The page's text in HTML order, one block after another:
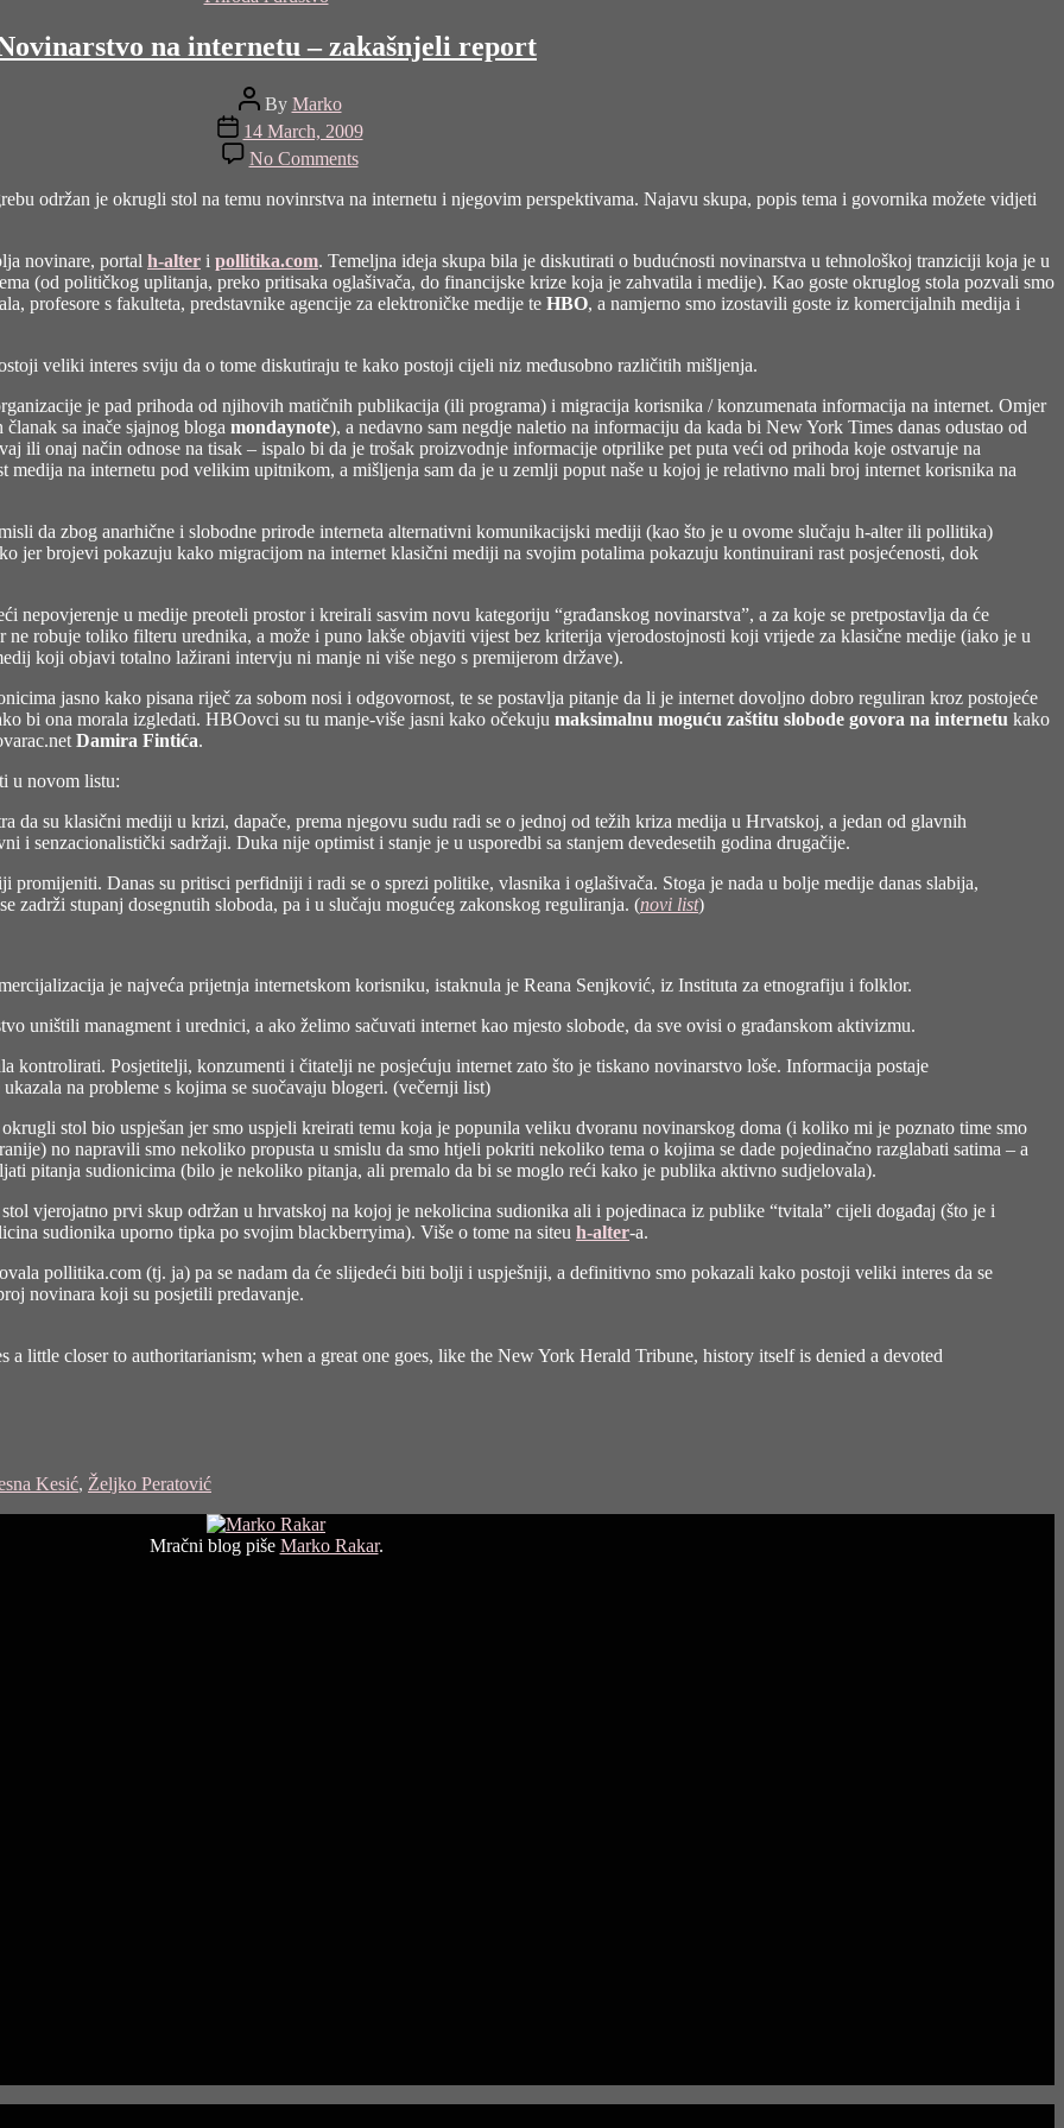
na internetu – zakašnjeli report
Post
author
By Marko
Post
date
14 March, 2009
No Commentson
Novinarstvo
na
zakašnjeli
report
održan je okrugli stol na temu novinrstva na internetu i njegovim perspektivama. Najavu skupa, popis tema i govornika možete vidjeti
novinare, portal h-alter i pollitika.com. Temeljna ideja skupa bila je diskutirati o budućnosti novinarstva u tehnološkoj tranziciji koja je u
(od političkog uplitanja, preko pritisaka oglašivača, do financijske krize koja je zahvatila i medije). Kao goste okruglog stola pozvali smo
profesore s fakulteta, predstavnike agencije za elektroničke medije te HBO, a namjerno smo izostavili goste iz komercijalnih medija i
veliki interes sviju da o tome diskutiraju te kako postoji cijeli niz međusobno različitih mišljenja.
je pad prihoda od njihovih matičnih publikacija (ili programa) i migracija korisnika / konzumenata informacija na internet. Omjer
sa inače sjajnog bloga mondaynote), a nedavno sam negdje naletio na informaciju da kada bi New York Times danas odustao od
ili onaj način odnose na tisak – ispalo bi da je trošak proizvodnje informacije otprilike pet puta veći od prihoda koje ostvaruje na
na internetu pod velikim upitnikom, a mišljenja sam da je u zemlji poput naše u kojoj je relativno mali broj internet korisnika na
da zbog anarhične i slobodne prirode interneta alternativni komunikacijski mediji (kao što je u ovome slučaju h-alter ili pollitika)
jer brojevi pokazuju kako migracijom na internet klasični mediji na svojim potalima pokazuju kontinuirani rast posjećenosti, dok
u medije preoteli prostor i kreirali sasvim novu kategoriju “građanskog novinarstva”, a za koje se pretpostavlja da će
robuje toliko filteru urednika, a može i puno lakše objaviti vijest bez kriterija vjerodostojnosti koji vrijede za klasične medije (iako je u
koji objavi totalno lažirani intervju ni manje ni više nego s premijerom države).
jasno kako pisana riječ za sobom nosi i odgovornost, te se postavlja pitanje da li je internet dovoljno dobro reguliran kroz postojeće
bi ona morala izgledati. HBOovci su tu manje-više jasni kako očekuju maksimalnu moguću zaštitu slobode govora na internetu kako
Damira Fintića.
u novom listu:
da su klasični mediji u krizi, dapače, prema njegovu sudu radi se o jednoj od težih kriza medija u Hrvatskoj, a jedan od glavnih
i senzacionalistički sadržaji. Duka nije optimist i stanje je u usporedbi sa stanjem devedesetih godina drugačije.
promijeniti. Danas su pritisci perfidniji i radi se o sprezi politike, vlasnika i oglašivača. Stoga je nada u bolje medije danas slabija,
zadrži stupanj dosegnutih sloboda, pa i u slučaju mogućeg zakonskog reguliranja. (novi list)
je najveća prijetnja internetskom korisniku, istaknula je Reana Senjković, iz Instituta za etnografiju i folklor.
uništili managment i urednici, a ako želimo sačuvati internet kao mjesto slobode, da sve ovisi o građanskom aktivizmu.
kontrolirati. Posjetitelji, konzumenti i čitatelji ne posjećuju internet zato što je tiskano novinarstvo loše. Informacija postaje
na probleme s kojima se suočavaju blogeri. (večernji list)
stol bio uspješan jer smo uspjeli kreirati temu koja je popunila veliku dvoranu novinarskog doma (i koliko mi je poznato time smo
no napravili smo nekoliko propusta u smislu da smo htjeli pokriti nekoliko tema o kojima se dade pojedinačno razglabati satima – a
pitanja sudionicima (bilo je nekoliko pitanja, ali premalo da bi se moglo reći kako je publika aktivno sudjelovala).
vjerojatno prvi skup održan u hrvatskoj na kojoj je nekolicina sudionika ali i pojedinaca iz publike “tvitala” cijeli događaj (što je i
sudionika uporno tipka po svojim blackberryima). Više o tome na siteu h-alter-a.
pollitika.com (tj. ja) pa se nadam da će slijedeći biti bolji i uspješniji, a definitivno smo pokazali kako postoji veliki interes da se
novinara koji su posjetili predavanje.
a little closer to authoritarianism; when a great one goes, like the New York Herald Tribune, history itself is denied a devoted
Kesić, Željko Peratović
Mračni blog piše Marko Rakar.